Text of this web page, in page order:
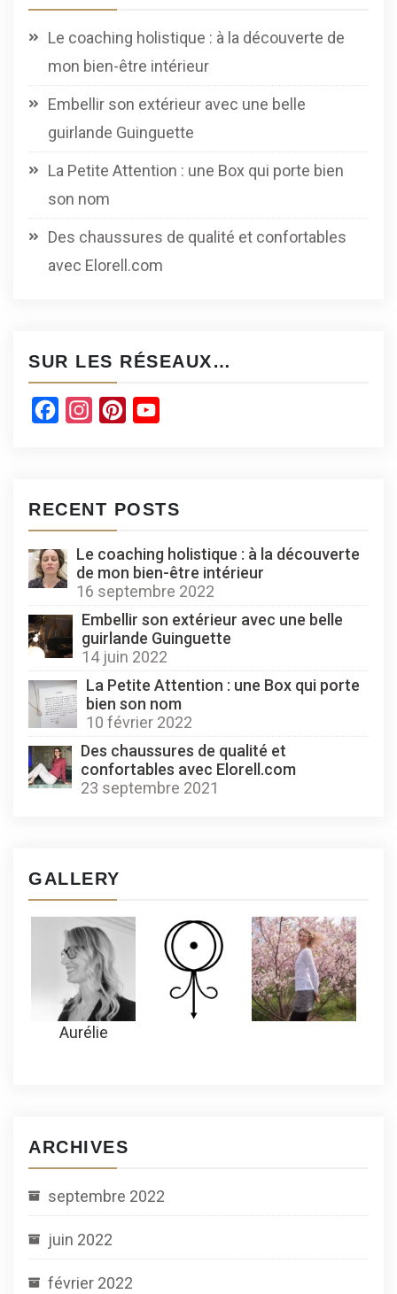
Le coaching holistique : à la découverte de
mon bien-être intérieur
Embellir son extérieur avec une belle
guirlande Guinguette
La Petite Attention : une Box qui porte bien
son nom
Des chaussures de qualité et confortables
avec Elorell.com
SUR LES RÉSEAUX…
FacebookInstagramPinterest
RECENT POSTS
Le coaching holistique : à la découverte
de mon bien-être intérieur
16 septembre 2022
Embellir son extérieur avec une belle
guirlande Guinguette
14 juin 2022
La Petite Attention : une Box qui porte
bien son nom
10 février 2022
Des chaussures de qualité et
confortables avec Elorell.com
23 septembre 2021
GALLERY
Aurélie
ARCHIVES
septembre 2022
juin 2022
février 2022